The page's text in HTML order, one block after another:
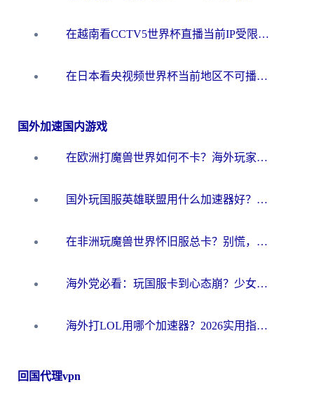
在越南看CCTV5世界杯直播当前IP受限制？海外党体育观赛终极指南来了
在日本看央视频世界杯当前地区不可播放？海外党体育观赛终极指南
国外加速国内游戏
在欧洲打魔兽世界如何不卡？海外玩家的国服游戏加速终极攻略
国外玩国服英雄联盟用什么加速器好？海外党亲测有效的国服游戏加速指南
在非洲玩魔兽世界怀旧服总卡？别慌，这份指南帮你丝滑开荒
海外党必看：玩国服卡到心态崩？少女前线云图计划加速器免费推荐+碧蓝航线足球世界流畅攻略
海外打LOL用哪个加速器？2026实用指南：从延迟到设备适配，一篇解决你的国服游戏痛点
回国代理vpn